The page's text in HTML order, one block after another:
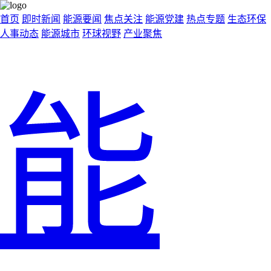
首页 即时新闻 能源要闻 焦点关注 能源党建 热点专题 生态环保
人事动态 能源城市 环球视野 产业聚焦
能